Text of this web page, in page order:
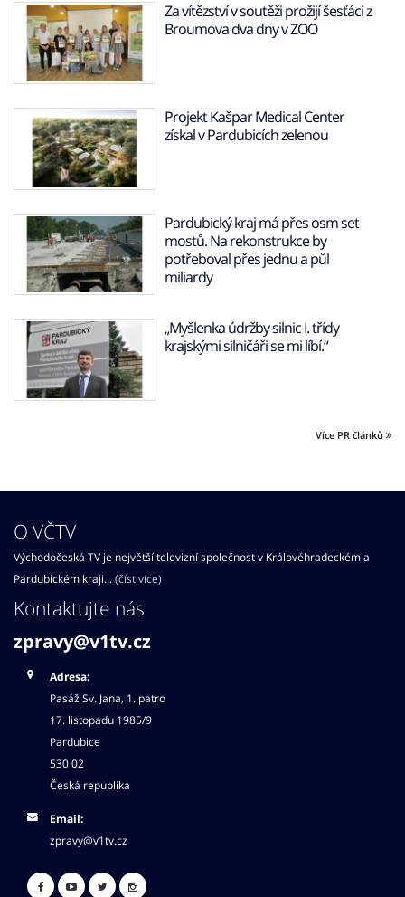
Za vítězství v soutěži prožijí šesťáci z
Broumova dva dny v ZOO
Projekt Kašpar Medical Center
získal v Pardubicích zelenou
Pardubický kraj má přes osm set
mostů. Na rekonstrukce by
potřeboval přes jednu a půl
miliardy
„Myšlenka údržby silnic I. třídy
krajskými silničáři se mi líbí.“
Více PR článků
O VČTV
Východočeská TV je největší televizní společnost v Královéhradeckém a
Pardubickém kraji... (číst více)
Kontaktujte nás
zpravy@v1tv.cz
Adresa:
Pasáž Sv. Jana, 1. patro
17. listopadu 1985/9
Pardubice
530 02
Česká republika
Email:
zpravy@v1tv.cz